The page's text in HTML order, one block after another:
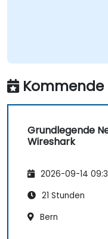
Kommende
Grundlegende
Wireshark
2026-09-14
21 Stunden
Bern